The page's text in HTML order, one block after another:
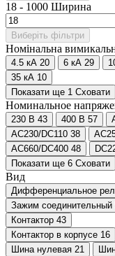
18 - 1000 Ширина
Виберіть фільтри
Номінальна
4.5 кА 20 6 кА 29
35 кА 10
Показати ще 1 Сховати
Номинальное
230 В 43 400 В 57
AC230/DC110 38
AC660/DC400 48
Показати ще 6 Сховати
Вид
Дифференциальное
Зажим соединительный
Контактор 43
Контактор в корпусе 16
Шина нулевая 21